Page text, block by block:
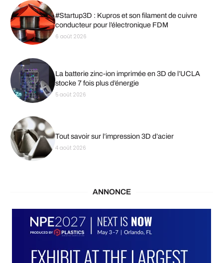
#Startup3D : Kupros et son filament de cuivre
conducteur pour l’électronique FDM
6 août 2026
La batterie zinc-ion imprimée en 3D de l’UCLA
stocke 7 fois plus d’énergie
5 août 2026
Tout savoir sur l’impression 3D d’acier
4 août 2026
ANNONCE